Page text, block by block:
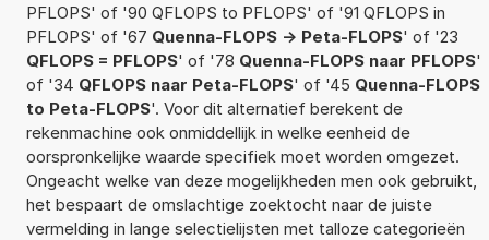
PFLOPS' of '90 QFLOPS to PFLOPS' of '91 QFLOPS in
PFLOPS' of '67 Quenna-FLOPS -> Peta-FLOPS' of '23
QFLOPS = PFLOPS' of '78 Quenna-FLOPS naar PFLOPS'
of '34 QFLOPS naar Peta-FLOPS' of '45 Quenna-FLOPS
to Peta-FLOPS'. Voor dit alternatief berekent de
rekenmachine ook onmiddellijk in welke eenheid de
oorspronkelijke waarde specifiek moet worden omgezet.
Ongeacht welke van deze mogelijkheden men ook gebruikt,
het bespaart de omslachtige zoektocht naar de juiste
vermelding in lange selectielijsten met talloze categorieën